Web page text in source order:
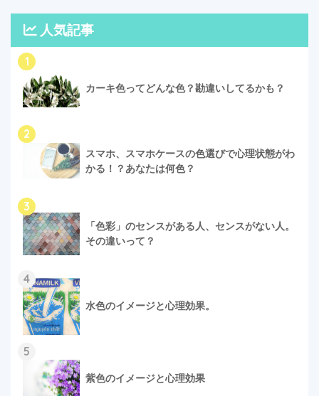
人気記事
1
カーキ色ってどんな色？勘違いしてるかも？
2
スマホ、スマホケースの色選びで心理状態がわ
かる！？あなたは何色？
3
「色彩」のセンスがある人、センスがない人。
その違いって？
4
水色のイメージと心理効果。
5
紫色のイメージと心理効果